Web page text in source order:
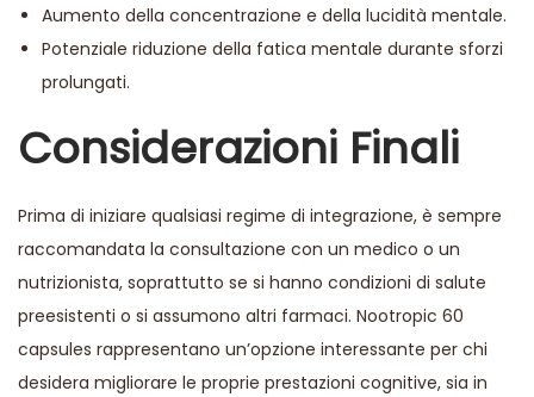
Aumento della concentrazione e della lucidità mentale.
Potenziale riduzione della fatica mentale durante sforzi
prolungati.
Considerazioni Finali
Prima di iniziare qualsiasi regime di integrazione, è sempre
raccomandata la consultazione con un medico o un
nutrizionista, soprattutto se si hanno condizioni di salute
preesistenti o si assumono altri farmaci. Nootropic 60
capsules rappresentano un’opzione interessante per chi
desidera migliorare le proprie prestazioni cognitive, sia in